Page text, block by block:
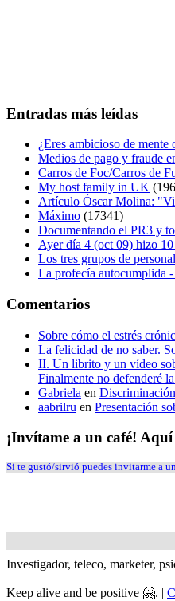
Entradas más leídas
¿Eres ambicioso de
Medios de pago y fraude
Carros de Foc/Carros de
My host family in UK
Artículo Óscar Molina:
Máximo (17341)
Documentando el PR3 y
Ayer día 4 (oct 09) hizo
Los tres grupos de
La profecía autocumplida
Comentarios
Sobre cómo el estrés
La felicidad de no saber.
II. Un librito y un vídeo
Finalmente no defenderé
Gabriela en
aabrilru en Presentación
¡Invítame a un café!
Si te gustó/sirvió puedes invitarme a
Investigador, teleco, marketer,
Keep alive and be positive 🤗. |